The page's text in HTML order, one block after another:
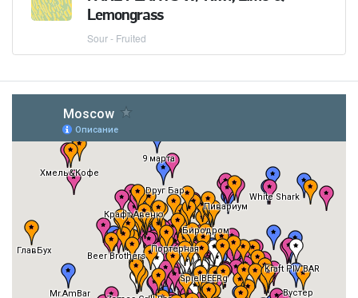
Lemongrass
Sour - Fruited